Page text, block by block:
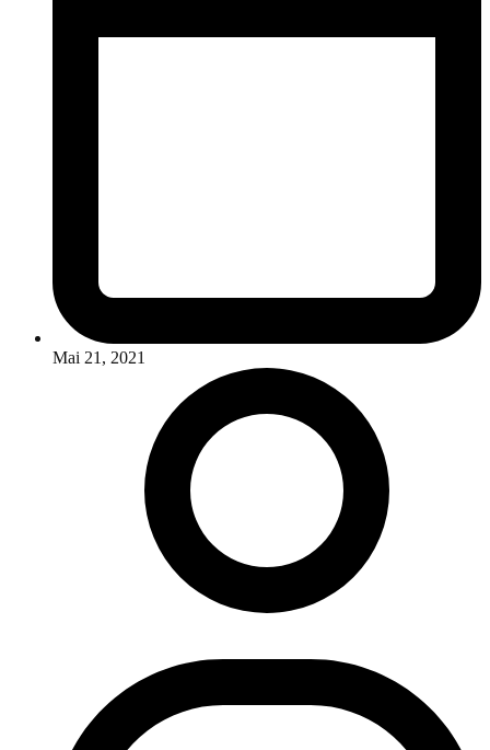
Mai 21, 2021